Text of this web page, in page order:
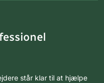
står klar til at hjælpe